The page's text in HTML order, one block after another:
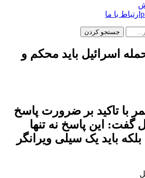
ارتباط با ما
اسرائیل باید محکم و
با تاکید بر ضرورت پاسخ
گفت: این پاسخ نه تنها
باید یک سیلی ویرانگر